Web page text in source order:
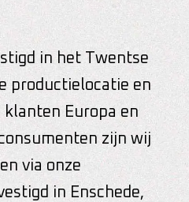
in het Twentse
productielocatie en
klanten Europa en
zijn wij
via onze
in Enschede,